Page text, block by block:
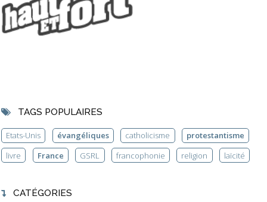
TAGS POPULAIRES
Etats-Unis évangéliques catholicisme
protestantisme
livre
France GSRL francophonie religion laïcité
CATÉGORIES